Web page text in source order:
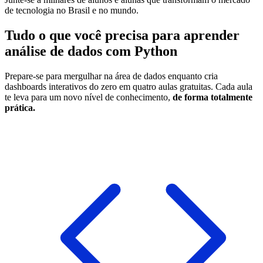
de tecnologia no Brasil e no mundo.
Tudo o que você precisa para aprender
análise de dados com Python
Prepare-se para mergulhar na área de dados enquanto cria
dashboards interativos do zero em quatro aulas gratuitas. Cada aula
te leva para um novo nível de conhecimento, de forma totalmente
prática.